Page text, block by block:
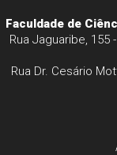
Faculdade de
Rua Jaguaribe, 155
Rua Dr. Cesário